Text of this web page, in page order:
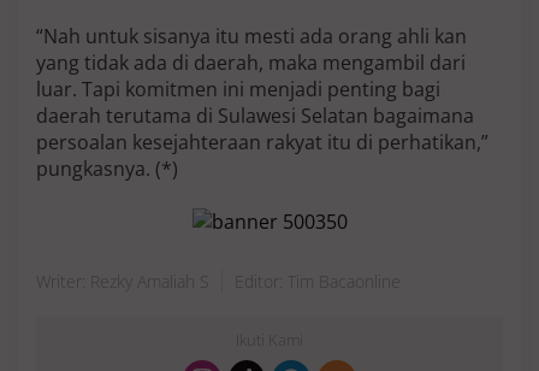
“Nah untuk sisanya itu mesti ada orang ahli kan
yang tidak ada di daerah, maka mengambil dari
luar. Tapi komitmen ini menjadi penting bagi
daerah terutama di Sulawesi Selatan bagaimana
persoalan kesejahteraan rakyat itu di perhatikan,”
pungkasnya. (*)
Writer: Rezky Amaliah S Editor: Tim Bacaonline